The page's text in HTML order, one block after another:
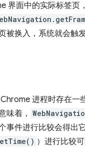
界面中的实际标签页
被换入，系统就会触
进程时存在
味着，
事件进行比较会得出
）进行比较